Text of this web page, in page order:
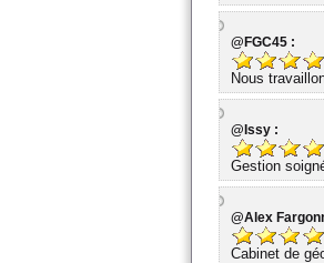
@FGC45 :
Nous
@Issy :
Gestion
@Alex
Cabinet de